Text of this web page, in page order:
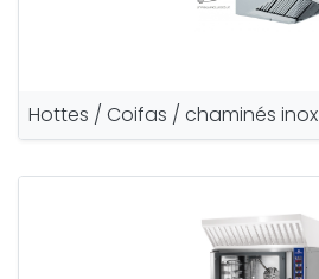
Hottes / Coifas / chaminés inox